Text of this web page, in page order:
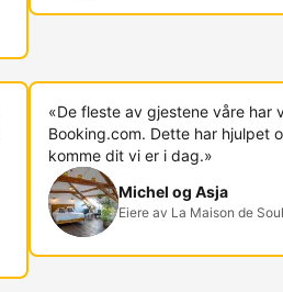
«De fleste av gjestene våre har
Booking.com. Dette har hjulpet
komme dit vi er i dag.»
Michel og Asja
Eiere av La Maison de